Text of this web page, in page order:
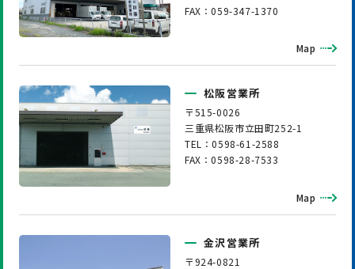
FAX：059-347-1370
Map
松阪営業所
〒515-0026
三重県松阪市立田町252-1
TEL：0598-61-2588
FAX：0598-28-7533
Map
金沢営業所
〒924-0821